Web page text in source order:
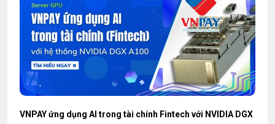
VNPAY ứng dụng AI trong tài chính Fintech với NVIDIA DGX